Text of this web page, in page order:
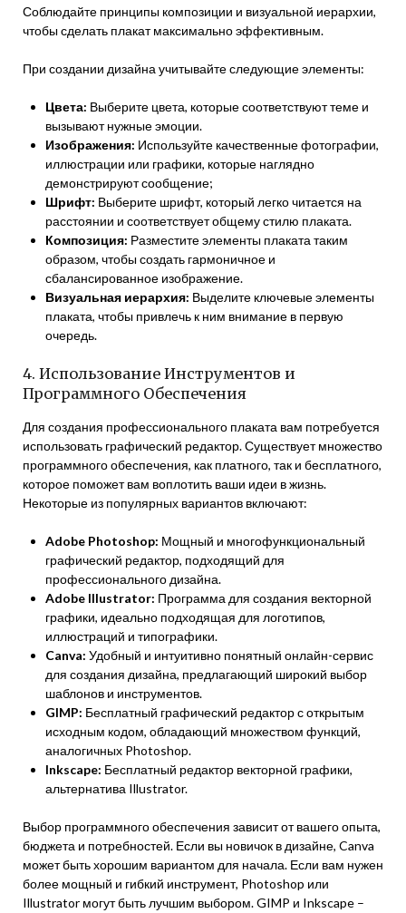
Соблюдайте принципы композиции и визуальной иерархии,
чтобы сделать плакат максимально эффективным.
При создании дизайна учитывайте следующие элементы:
Цвета: Выберите цвета, которые соответствуют теме и
вызывают нужные эмоции.
Изображения: Используйте качественные фотографии,
иллюстрации или графики, которые наглядно
демонстрируют сообщение;
Шрифт: Выберите шрифт, который легко читается на
расстоянии и соответствует общему стилю плаката.
Композиция: Разместите элементы плаката таким
образом, чтобы создать гармоничное и
сбалансированное изображение.
Визуальная иерархия: Выделите ключевые элементы
плаката, чтобы привлечь к ним внимание в первую
очередь.
4. Использование Инструментов и
Программного Обеспечения
Для создания профессионального плаката вам потребуется
использовать графический редактор. Существует множество
программного обеспечения, как платного, так и бесплатного,
которое поможет вам воплотить ваши идеи в жизнь.
Некоторые из популярных вариантов включают:
Adobe Photoshop: Мощный и многофункциональный
графический редактор, подходящий для
профессионального дизайна.
Adobe Illustrator: Программа для создания векторной
графики, идеально подходящая для логотипов,
иллюстраций и типографики.
Canva: Удобный и интуитивно понятный онлайн-сервис
для создания дизайна, предлагающий широкий выбор
шаблонов и инструментов.
GIMP: Бесплатный графический редактор с открытым
исходным кодом, обладающий множеством функций,
аналогичных Photoshop.
Inkscape: Бесплатный редактор векторной графики,
альтернатива Illustrator.
Выбор программного обеспечения зависит от вашего опыта,
бюджета и потребностей. Если вы новичок в дизайне, Canva
может быть хорошим вариантом для начала. Если вам нужен
более мощный и гибкий инструмент, Photoshop или
Illustrator могут быть лучшим выбором. GIMP и Inkscape –